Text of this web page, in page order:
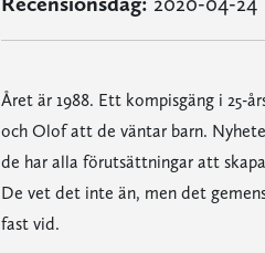
Året är 1988. Ett kompisgäng i 25-
och Olof att de väntar barn.
de har alla förutsättningar att
De vet det inte än, men det
fast vid.